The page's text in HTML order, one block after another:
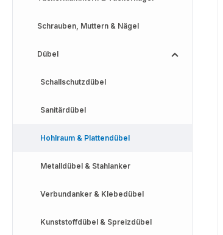
Schrauben, Muttern & Nägel
Dübel
Schallschutzdübel
Sanitärdübel
Hohlraum & Plattendübel
Metalldübel & Stahlanker
Verbundanker & Klebedübel
Kunststoffdübel & Spreizdübel